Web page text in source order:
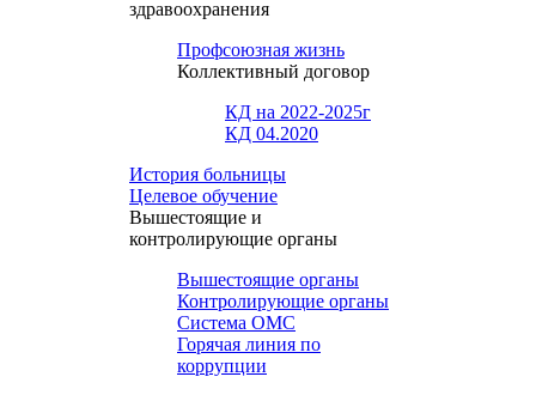
здравоохранения
Профсоюзная жизнь
Коллективный договор
КД на 2022-2025г
КД 04.2020
История больницы
Целевое обучение
Вышестоящие и
контролирующие органы
Вышестоящие органы
Контролирующие органы
Система ОМС
Горячая линия по
коррупции